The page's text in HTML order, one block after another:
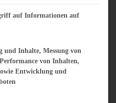
SALATE & SNACKS
VORSPEISEN
& HERZHAFT
BROTAUFSTRICH
Zwecke des IAB Transparency and Consent
auf Informationen auf
und Inhalte, Messung von
von Inhalten,
Entwicklung und